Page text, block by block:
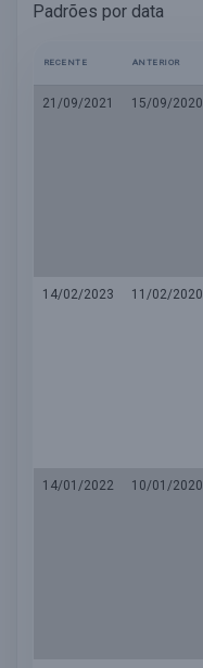
Padrões por data
RECENTE ANTERIOR
21/09/2021 15/09/2020
14/02/2023 11/02/2020
14/01/2022 10/01/2020